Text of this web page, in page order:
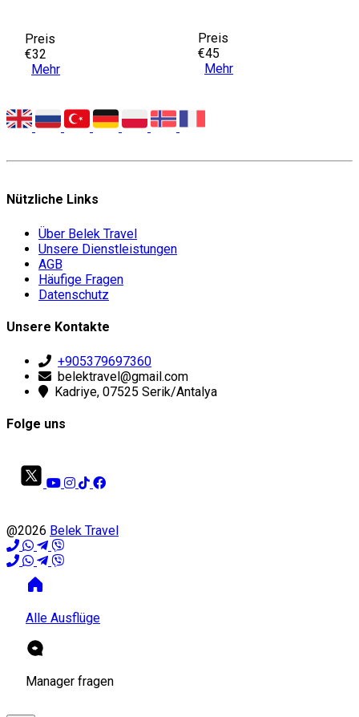
Preis
€32
Mehr
Preis
€45
Mehr
Nützliche Links
Über Belek Travel
Unsere Dienstleistungen
AGB
Häufige Fragen
Datenschutz
Unsere Kontakte
+905379697360
belektravel@gmail.com
Kadriye, 07525 Serik/Antalya
Folge uns
@2026 Belek Travel
Alle Ausflüge
Manager fragen